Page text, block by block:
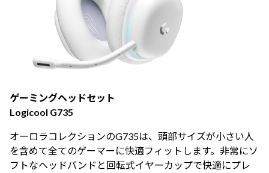
ゲーミングヘッドセット
Logicool G735
オーロラコレクションのG735は、頭部サイズが小さい人
を含めて全てのゲーマーに快適フィットします。非常にソ
フトなヘッドバンドと回転式イヤーカップで快適にプレ